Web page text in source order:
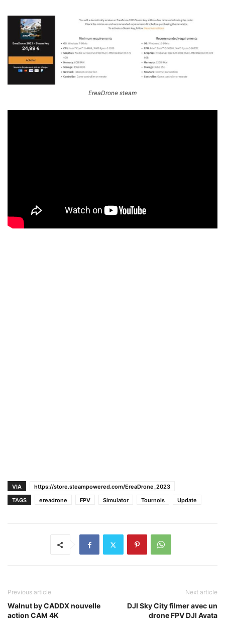
EreaDrone steam
VIA
https://store.steampowered.com/EreaDrone_2023
TAGS
ereadrone FPV Simulator Tournois Update
Previous article
Walnut by CADDX nouvelle
action CAM 4K
Next article
DJI Sky City filmer avec un
drone FPV DJI Avata